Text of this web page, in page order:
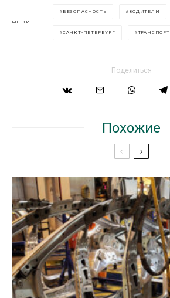
МЕТКИ
БЕЗОПАСНОСТЬ ВОДИТЕЛИ
САНКТ-ПЕТЕРБУРГ ТРАНСПОРТ
Поделиться
Похожие